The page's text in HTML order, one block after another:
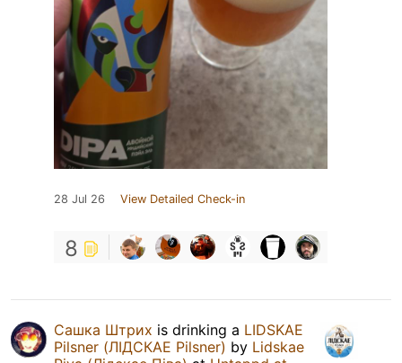
28 Jul 26 View Detailed Check-in
8
Сашка Штрих is drinking a LIDSKAE
Pilsner (ЛІДСКАЕ Pilsner) by Lidskae